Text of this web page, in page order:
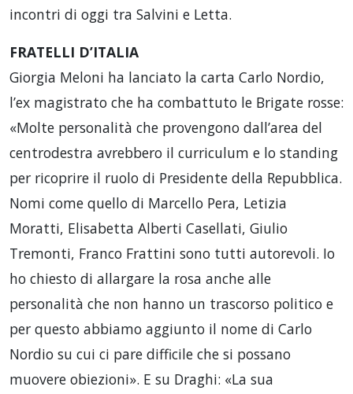
incontri di oggi tra Salvini e Letta.
FRATELLI D’ITALIA
Giorgia Meloni ha lanciato la carta Carlo Nordio,
l’ex magistrato che ha combattuto le Brigate rosse:
«Molte personalità che provengono dall’area del
centrodestra avrebbero il curriculum e lo standing
per ricoprire il ruolo di Presidente della Repubblica.
Nomi come quello di Marcello Pera, Letizia
Moratti, Elisabetta Alberti Casellati, Giulio
Tremonti, Franco Frattini sono tutti autorevoli. Io
ho chiesto di allargare la rosa anche alle
personalità che non hanno un trascorso politico e
per questo abbiamo aggiunto il nome di Carlo
Nordio su cui ci pare difficile che si possano
muovere obiezioni». E su Draghi: «La sua